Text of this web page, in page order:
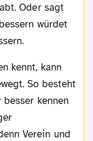
Oder sagt
würdet
So besteht
kennen
Verein und